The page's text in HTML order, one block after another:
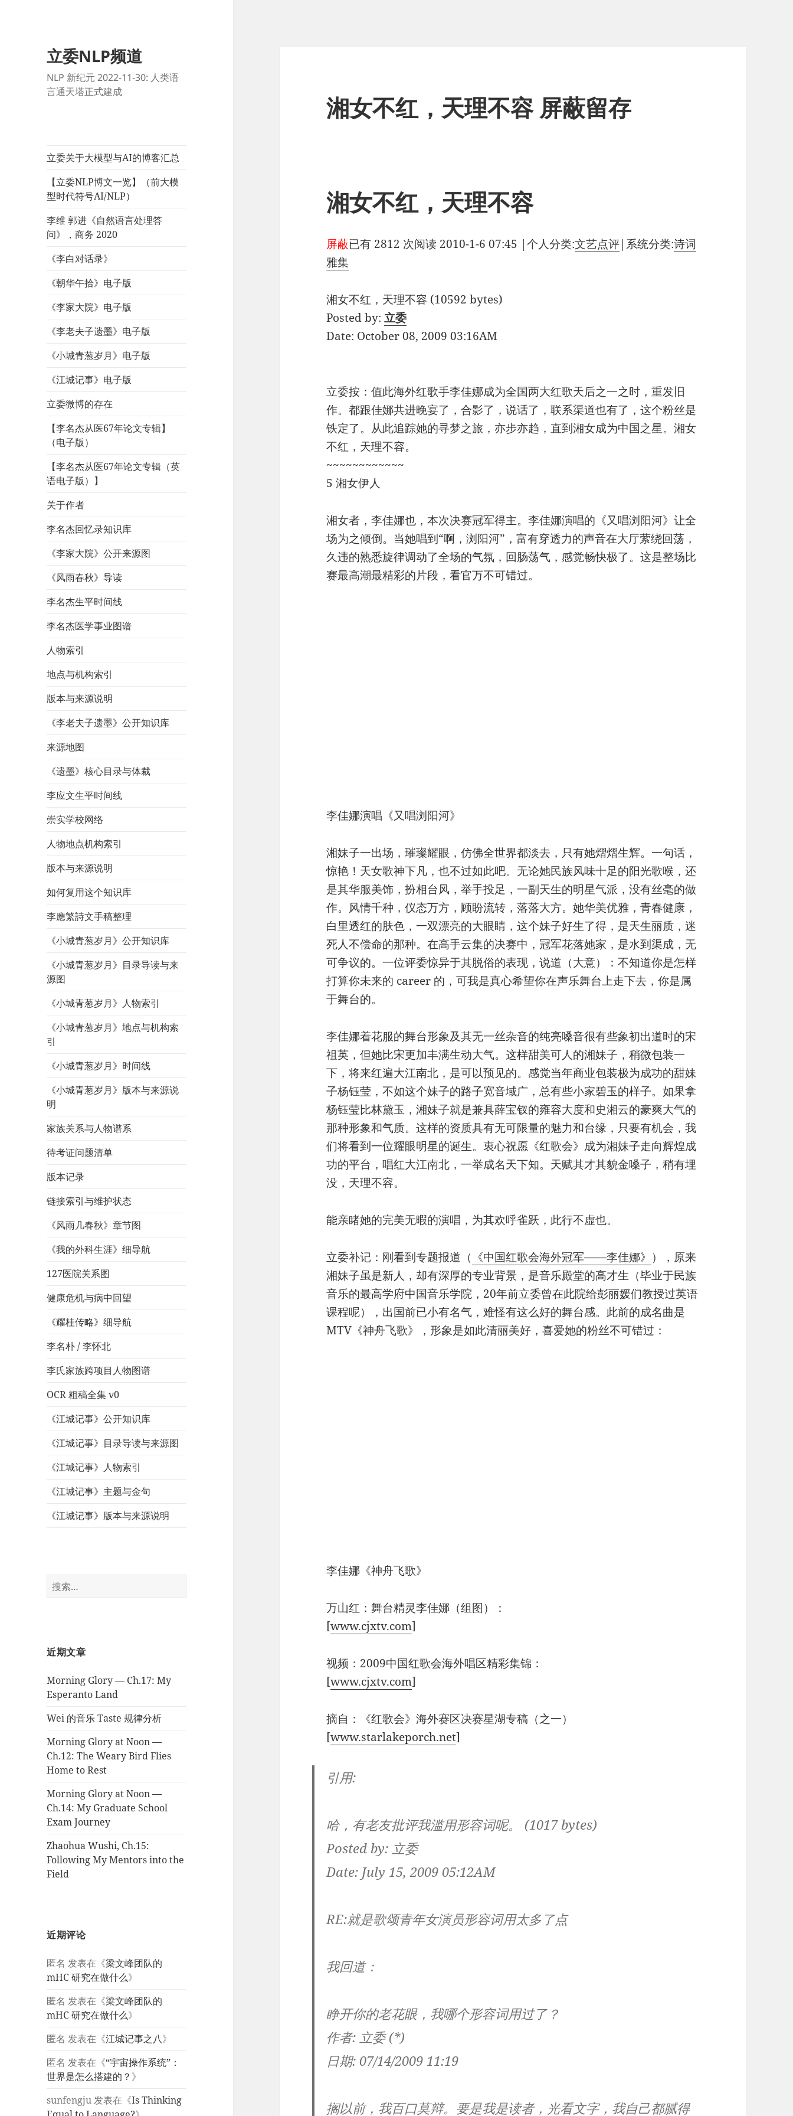
立委NLP频道
NLP 新纪元 2022-11-30: 人类语
言通天塔正式建成
立委关于大模型与AI的博客汇总
【立委NLP博文一览】（前大模
型时代符号AI/NLP）
李维 郭进《自然语言处理答
问》，商务 2020
《李白对话录》
《朝华午拾》电子版
《李家大院》电子版
《李老夫子遗墨》电子版
《小城青葱岁月》电子版
《江城记事》电子版
立委微博的存在
【李名杰从医67年论文专辑】
（电子版）
【李名杰从医67年论文专辑（英
语电子版）】
关于作者
李名杰回忆录知识库
《李家大院》公开来源图
《风雨春秋》导读
李名杰生平时间线
李名杰医学事业图谱
人物索引
地点与机构索引
版本与来源说明
《李老夫子遗墨》公开知识库
来源地图
《遗墨》核心目录与体裁
李应文生平时间线
崇实学校网络
人物地点机构索引
版本与来源说明
如何复用这个知识库
李應繁詩文手稿整理
《小城青葱岁月》公开知识库
《小城青葱岁月》目录导读与来
源图
《小城青葱岁月》人物索引
《小城青葱岁月》地点与机构索
引
《小城青葱岁月》时间线
《小城青葱岁月》版本与来源说
明
家族关系与人物谱系
待考证问题清单
版本记录
链接索引与维护状态
《风雨几春秋》章节图
《我的外科生涯》细导航
127医院关系图
健康危机与病中回望
《耀桂传略》细导航
李名朴 / 李怀北
李氏家族跨项目人物图谱
OCR 粗稿全集 v0
《江城记事》公开知识库
《江城记事》目录导读与来源图
《江城记事》人物索引
《江城记事》主题与金句
《江城记事》版本与来源说明
搜
索：
近期文章
Morning Glory — Ch.17: My
Esperanto Land
Wei 的音乐 Taste 规律分析
Morning Glory at Noon —
Ch.12: The Weary Bird Flies
Home to Rest
Morning Glory at Noon —
Ch.14: My Graduate School
Exam Journey
Zhaohua Wushi, Ch.15:
Following My Mentors into the
Field
近期评论
匿名 发表在《梁文峰团队的
mHC 研究在做什么》
匿名 发表在《梁文峰团队的
mHC 研究在做什么》
匿名 发表在《江城记事之八》
匿名 发表在《“宇宙操作系统”：
世界是怎么搭建的？ 》
sunfengju发表在《Is Thinking
湘女不红，天理不容 屏蔽留存
湘女不红，天理不容
屏蔽已有 2812 次阅读 2010-1-6 07:45 |个人分类:文艺点评| 系统分类:诗词
雅集
湘女不红，天理不容 (10592 bytes)
Posted by: 立委
Date: October 08, 2009 03:16AM
立委按：值此海外红歌手李佳娜成为全国两大红歌天后之一之时，重发旧
作。都跟佳娜共进晚宴了，合影了，说话了，联系渠道也有了，这个粉丝是
铁定了。从此追踪她的寻梦之旅，亦步亦趋，直到湘女成为中国之星。湘女
不红，天理不容。
~~~~~~~~~~~~
5 湘女伊人
湘女者，李佳娜也，本次决赛冠军得主。李佳娜演唱的《又唱浏阳河》让全
场为之倾倒。当她唱到“啊，浏阳河”，富有穿透力的声音在大厅萦绕回荡，
久违的熟悉旋律调动了全场的气氛，回肠荡气，感觉畅快极了。这是整场比
赛最高潮最精彩的片段，看官万不可错过。
李佳娜演唱《又唱浏阳河》
湘妹子一出场，璀璨耀眼，仿佛全世界都淡去，只有她熠熠生辉。一句话，
惊艳！天女歌神下凡，也不过如此吧。无论她民族风味十足的阳光歌喉，还
是其华服美饰，扮相台风，举手投足，一副天生的明星气派，没有丝毫的做
作。风情千种，仪态万方，顾盼流转，落落大方。她华美优雅，青春健康，
白里透红的肤色，一双漂亮的大眼睛，这个妹子好生了得，是天生丽质，迷
死人不偿命的那种。在高手云集的决赛中，冠军花落她家，是水到渠成，无
可争议的。一位评委惊异于其脱俗的表现，说道（大意）：不知道你是怎样
打算你未来的 career 的，可我是真心希望你在声乐舞台上走下去，你是属
于舞台的。
李佳娜着花服的舞台形象及其无一丝杂音的纯亮嗓音很有些象初出道时的宋
祖英，但她比宋更加丰满生动大气。这样甜美可人的湘妹子，稍微包装一
下，将来红遍大江南北，是可以预见的。感觉当年商业包装极为成功的甜妹
子杨钰莹，不如这个妹子的路子宽音域广，总有些小家碧玉的样子。如果拿
杨钰莹比林黛玉，湘妹子就是兼具薛宝钗的雍容大度和史湘云的豪爽大气的
那种形象和气质。这样的资质具有无可限量的魅力和台缘，只要有机会，我
们将看到一位耀眼明星的诞生。衷心祝愿《红歌会》成为湘妹子走向辉煌成
功的平台，唱红大江南北，一举成名天下知。天赋其才其貌金嗓子，稍有埋
没，天理不容。
能亲睹她的完美无暇的演唱，为其欢呼雀跃，此行不虚也。
立委补记：刚看到专题报道（ 《中国红歌会海外冠军——李佳娜》 ），原来
湘妹子虽是新人，却有深厚的专业背景，是音乐殿堂的高才生（毕业于民族
音乐的最高学府中国音乐学院，20年前立委曾在此院给彭丽媛们教授过英语
课程呢），出国前已小有名气，难怪有这么好的舞台感。此前的成名曲是
MTV《神舟飞歌》，形象是如此清丽美好，喜爱她的粉丝不可错过：
李佳娜《神舟飞歌》
万山红：舞台精灵李佳娜（组图）：
[www.cjxtv.com]
视频：2009中国红歌会海外唱区精彩集锦：
[www.cjxtv.com]
摘自：《红歌会》海外赛区决赛星湖专稿（之一）
[www.starlakeporch.net]
引用:
哈，有老友批评我滥用形容词呢。 (1017 bytes)
Posted by: 立委
Date: July 15, 2009 05:12AM
RE:就是歌颂青年女演员形容词用太多了点
我回道：
睁开你的老花眼，我哪个形容词用过了？
作者: 立委 (*)
日期: 07/14/2009 11:19
搁以前，我百口莫辩。要是我是读者，光看文字，我自己都腻得